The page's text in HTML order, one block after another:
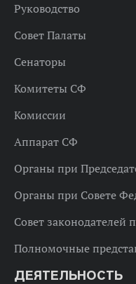
Руководство
Совет Палаты
Сенаторы
Комитеты СФ
Комиссии
Аппарат СФ
Органы при
Органы при Совете
Совет
Полномочные
ДЕЯТЕЛЬНОСТЬ